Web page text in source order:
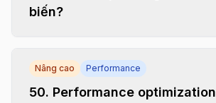
biến?
Nâng cao Performance
50. Performance optimization